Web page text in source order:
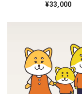
¥33,000